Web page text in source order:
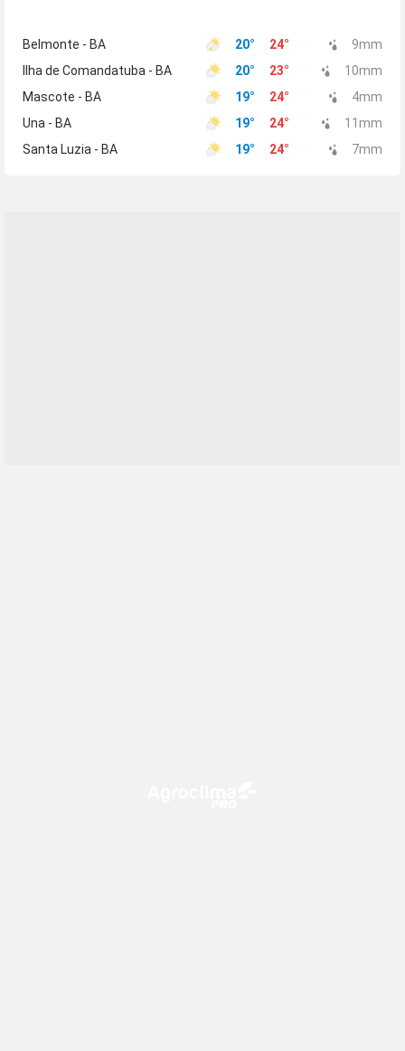
Belmonte - BA 20° 24° 9mm
Ilha de Comandatuba - BA
20° 23° 10mm
Mascote - BA
19° 24° 4mm
Una - BA
19° 24° 11 mm
Santa Luzia - BA
19° 24° 7mm